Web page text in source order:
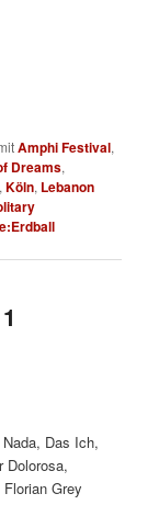
Amphi Festival,
Dreams,
,Köln, Lebanon
Das Ich,
Dolorosa,
Grey